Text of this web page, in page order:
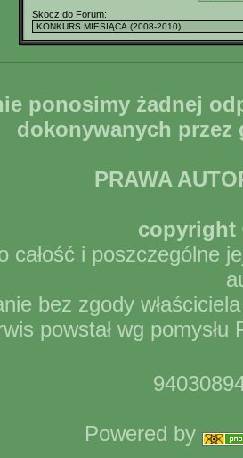
Skocz do Forum:
ponosimy żadnej
dokonywanych
PRAWA
copyright
całość i poszczególne
bez zgody
powstał wg
Powered by